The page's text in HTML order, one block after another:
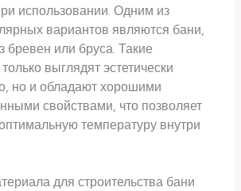
использовании. Одним из
вариантов являются бани,
бревен или бруса. Такие
выглядят эстетически
но и обладают хорошими
свойствами, что позволяет
температуру внутри
для строительства бани